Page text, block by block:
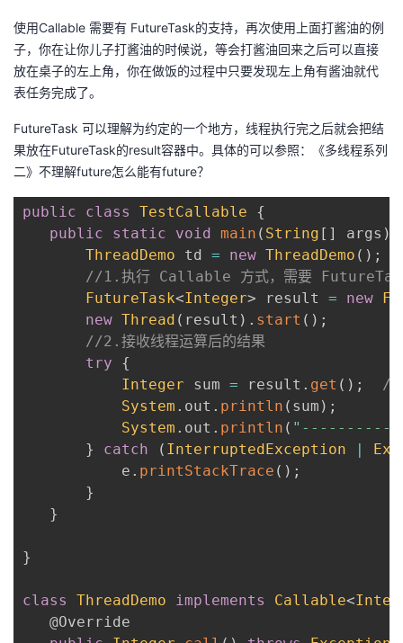
使用Callable 需要有 FutureTask的支持，再次使用上面打酱油的例
子，你在让你儿子打酱油的时候说，等会打酱油回来之后可以直接
放在桌子的左上角，你在做饭的过程中只要发现左上角有酱油就代
表任务完成了。
FutureTask 可以理解为约定的一个地方，线程执行完之后就会把结
果放在FutureTask的result容器中。具体的可以参照：《多线程系列
二》不理解future怎么能有future？
public class TestCallable
{
public
static void main ( String [ ] args )
ThreadDemo td = new ThreadDemo ( ) ;
//1.执行 Callable 方式，需要 FutureTask
FutureTask<Integer> result = new
new Thread ( result ) . start ( ) ;
//2.接收线程运算后的结果
try
{
Integer sum = result . get ( ) ;
//
System . out . println ( sum ) ;
System . out . println (
}
catch ( InterruptedException |
           e
. printStackTrace ( ) ;
}
}
}
class ThreadDemo implements Callable<
@Override